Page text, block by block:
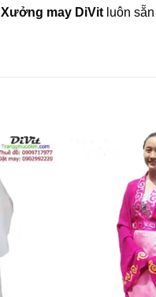
Xưởng may DiVitluôn sẵn